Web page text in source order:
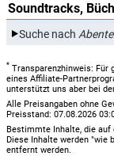
Soundtracks,
Suche nach
* Transparenzhinweis: Für
eines Affiliate-
unterstützt uns aber bei
Alle Preisangaben ohne
Preisstand: 07.08.2026
Bestimmte Inhalte, die auf
Diese Inhalte werden "wie
entfernt werden.